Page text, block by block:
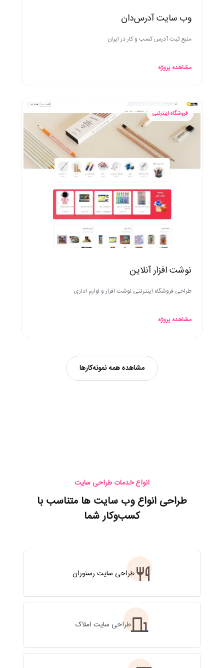
وب سایت آدرس‌دان
منبع ثبت آدرس کسب و کار در ایران
مشاهده پروژه
فروشگاه اینترنتی
نوشت افزار آنلاین
طراحی فروشگاه اینترنتی نوشت افزار و لوازم اداری
مشاهده پروژه
مشاهده همه نمونه‌کارها
انواع خدمات طراحی سایت
طراحی انواع وب سایت ها متناسب با
کسب‌و‌کار شما
طراحی سایت رستوران
طراحی سایت املاک